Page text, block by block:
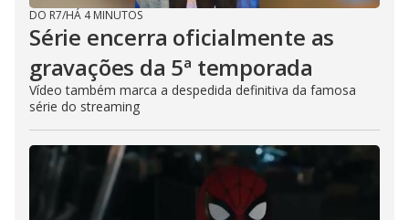
DO R7/HÁ 4 MINUTOS
Série encerra oficialmente as
gravações da 5ª temporada
Vídeo também marca a despedida definitiva da famosa
série do streaming